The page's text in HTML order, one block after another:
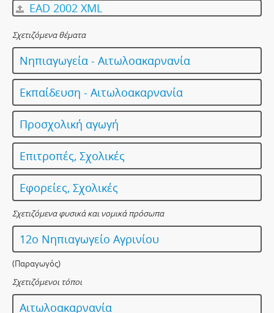
EAD 2002 XML
Σχετιζόμενα θέματα
Νηπιαγωγεία - Αιτωλοακαρνανία
Εκπαίδευση - Αιτωλοακαρνανία
Προσχολική αγωγή
Επιτροπές, Σχολικές
Εφορείες, Σχολικές
Σχετιζόμενα φυσικά και νομικά πρόσωπα
12ο Νηπιαγωγείο Αγρινίου
(Παραγωγός)
Σχετιζόμενοι τόποι
Αιτωλοακαρνανία